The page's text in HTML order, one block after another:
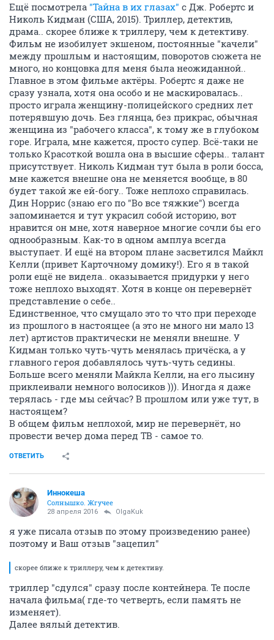
Ещё посмотрела "Тайна в их глазах" с Дж. Робертс и
Николь Кидман (США, 2015). Триллер, детектив,
драма.. скорее ближе к триллеру, чем к детективу.
Фильм не изобилует экшеном, постоянные "качели"
между прошлым и настоящим, поворотов сюжета не
много, но концовка для меня была неожиданной..
Главное в этом фильме актёры. Робертс я даже не
сразу узнала, хотя она особо и не маскировалась..
просто играла женщину-полицейского средних лет
потерявшую дочь. Без глянца, без прикрас, обычная
женщина из "рабочего класса", к тому же в глубоком
горе. Играла, мне кажется, просто супер. Всё-таки не
только Красоткой вошла она в высшие сферы.. талант
присутствует. Николь Кидман тут была в роли босса,
мне кажется внешне она не меняется вообще, в 80
будет такой же ей-богу.. Тоже неплохо справилась.
Дин Норрис (знаю его по "Во все тяжкие") всегда
запоминается и тут украсил собой историю, вот
нравится он мне, хотя наверное многие сочли бы его
однообразным. Как-то в одном амплуа всегда
выступает. И ещё на втором плане засветился Майкл
Келли (привет Карточному домику!). Его я в такой
роли ещё не видела.. оказывается придурки у него
тоже неплохо выходят. Хотя в конце он перевернёт
представление о себе..
Единственное, что смущало это то что при переходе
из прошлого в настоящее (а это не много ни мало 13
лет) артистов практически не меняли внешне. У
Кидман только чуть-чуть менялась причёска, а у
главного героя добавлялось чуть-чуть седины.
Больше всего меняли Майкла Келли, на его лысину
приклеивали немного волосиков ))). Иногда я даже
терялась - где мы сейчас? В прошлом или уже тут, в
настоящем?
В общем фильм неплохой, мир не перевернёт, но
провести вечер дома перед ТВ - самое то.
ОТВЕТИТЬ
Иннокеша
Солнышко. Жгучее
28 апреля 2016 OlgaKuk
я уже писала отзыв по этому произведению ранее)
поэтому и Ваш отзыв "зацепил"
скорее ближе к триллеру, чем к детективу.
триллер "сдулся" сразу после контейнера. Те после
начала фильма( где-то четверть, если память не
изменяет).
Далее вялый детектив.